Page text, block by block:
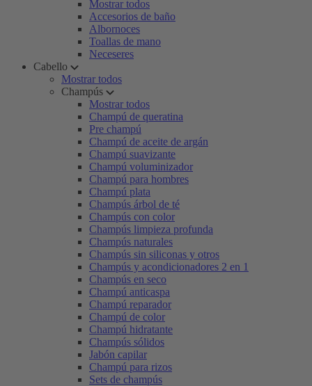
Mostrar todos
Accesorios de baño
Albornoces
Toallas de mano
Neceseres
Cabello
Mostrar todos
Champús
Mostrar todos
Champú de queratina
Pre champú
Champú de aceite de argán
Champú suavizante
Champú voluminizador
Champú para hombres
Champú plata
Champús árbol de té
Champús con color
Champús limpieza profunda
Champús naturales
Champús sin siliconas y otros
Champús y acondicionadores 2 en 1
Champús en seco
Champú anticaspa
Champú reparador
Champú de color
Champú hidratante
Champús sólidos
Jabón capilar
Champú para rizos
Sets de champús